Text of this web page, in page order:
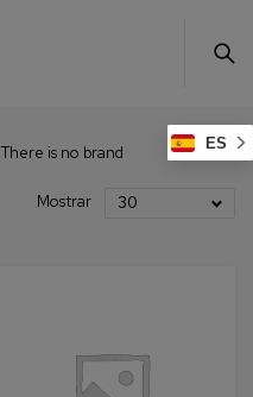
There is no brand
Mostrar 30
ES